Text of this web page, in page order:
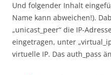
Und folgender Inhalt
Name kann abweichen!).
„unicast_peer“ die IP-
eingetragen, unter
virtuelle IP. Das auth_pass